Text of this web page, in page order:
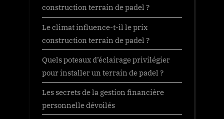
construction terrain de padel ?
Le climat influence-t-il le prix
construction terrain de padel ?
Quels poteaux d’éclairage privilégier
pour installer un terrain de padel ?
Les secrets de la gestion financière
personnelle dévoilés